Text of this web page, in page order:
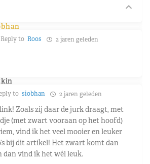
Reply to Roos 2 jaren geleden
to siobhan 2 jaren geleden
Zoals zij daar de jurk draagt, met
(met zwart vooraan op het hoofd)
vind ik het veel mooier en leuker
bij dit artikel! Het zwart komt dan
dan vind ik het wél leuk.